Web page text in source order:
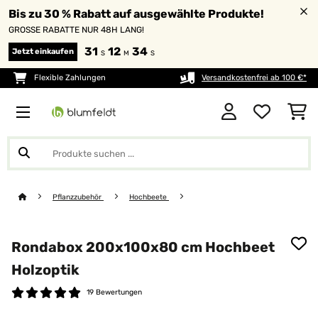
Bis zu 30 % Rabatt auf ausgewählte Produkte!
GROSSE RABATTE NUR 48H LANG!
Jetzt einkaufen 31 S 12 M 34 S
Flexible Zahlungen Versandkostenfrei ab 100 €*
Pflanzzubehör Hochbeete
Rondabox 200x100x80 cm Hochbeet
Holzoptik
19 Bewertungen